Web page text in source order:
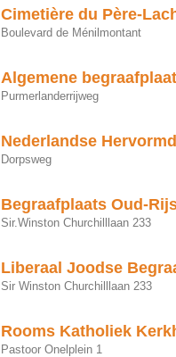
Cimetière du Père-
Boulevard de Ménilmontant
Algemene
Purmerlanderrijweg
Nederlandse
Dorpsweg
Begraafplaats Oud-
Sir.Winston Churchilllaan 233
Liberaal Joodse
Sir Winston Churchilllaan 233
Rooms Katholiek
Pastoor Onelplein 1